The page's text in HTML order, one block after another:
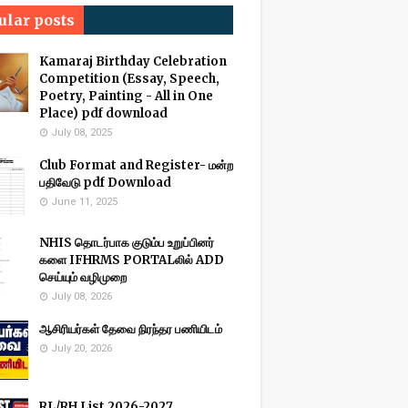
posts
Kamaraj Birthday Celebration
Competition (Essay, Speech,
Poetry, Painting - All in One
Place) pdf download
July 08, 2025
Club Format and Register- மன்ற
பதிவேடு pdf Download
June 11, 2025
NHIS தொடர்பாக குடும்ப உறுப்பினர்
களை IFHRMS PORTALலில் ADD
செய்யும் வழிமுறை
July 08, 2026
ஆசிரியர்கள் தேவை நிரந்தர பணியிடம்
July 20, 2026